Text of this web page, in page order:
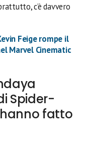
c’è davvero
Feige rompe il
Marvel Cinematic
Spider-
hanno fatto